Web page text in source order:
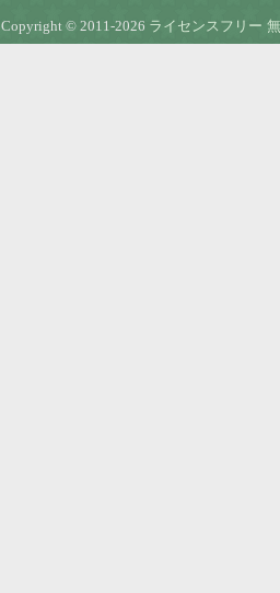
Copyright © 2011-2026 ライセンスフリー